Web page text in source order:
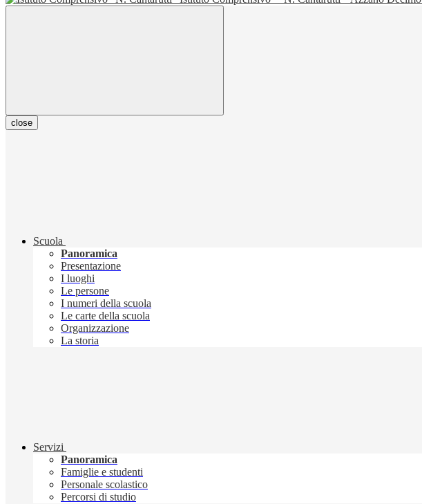
close
Scuola
Panoramica
Presentazione
I luoghi
Le persone
I numeri della scuola
Le carte della scuola
Organizzazione
La storia
Servizi
Panoramica
Famiglie e studenti
Personale scolastico
Percorsi di studio